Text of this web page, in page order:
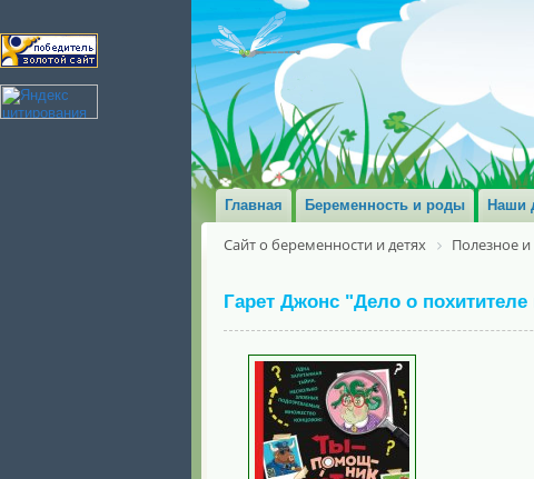
Главная Беременность и роды Наши
Сайт о беременности и детях Полезное
Гарет Джонс "Дело о